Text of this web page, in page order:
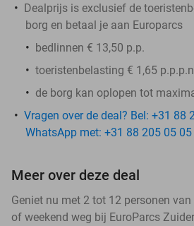
Dealprijs is exclusief de
borg en betaal je aan Europarcs
bedlinnen € 13,50 p.p.
toeristenbelasting € 1,65
de borg kan oplopen tot
Vragen over de deal? Bel: +31 88
WhatsApp met: +31 88 205 05 05
Meer over deze deal
Geniet nu met 2 tot 12 personen
of weekend weg bij EuroParcs